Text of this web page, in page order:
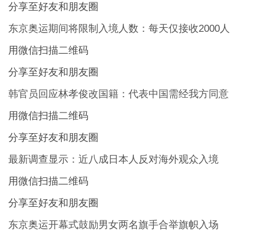
分享至好友和朋友圈
东京奥运期间将限制入境人数：每天仅接收2000人
用微信扫描二维码
分享至好友和朋友圈
韩官员回应林孝俊改国籍：代表中国需经我方同意
用微信扫描二维码
分享至好友和朋友圈
最新调查显示：近八成日本人反对海外观众入境
用微信扫描二维码
分享至好友和朋友圈
东京奥运开幕式鼓励男女两名旗手合举旗帜入场